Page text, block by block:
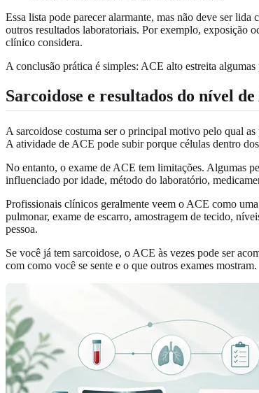
Essa lista pode parecer alarmante, mas não deve ser
outros resultados laboratoriais. Por exemplo, exposição
clínico considera.
A conclusão prática é simples: ACE alto estreita
Sarcoidose e resultados do nível
A sarcoidose costuma ser o principal motivo pelo qual
A atividade de ACE pode subir porque células dentro
No entanto, o exame de ACE tem limitações. Algumas
influenciado por idade, método do laboratório,
Profissionais clínicos geralmente veem o ACE como
pulmonar, exame de escarro, amostragem de tecido,
pessoa.
Se você já tem sarcoidose, o ACE às vezes pode ser
com como você se sente e o que outros exames mostram.